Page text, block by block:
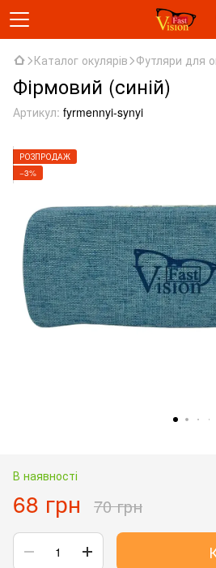
Каталог окулярів Футляри для
Фірмовий (синій)
Артикул: fyrmennyi-synyi
РОЗПРОДАЖ
−3%
В наявності
68 грн 70 грн